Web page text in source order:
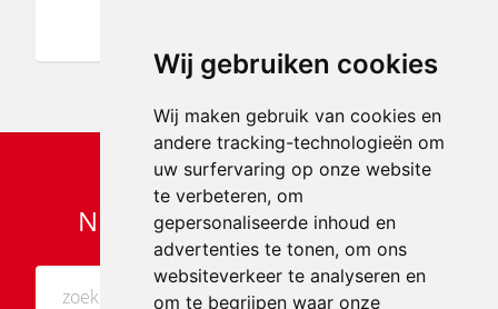
Wij gebruiken cookies
Wij maken gebruik van cookies en
andere tracking-technologieën om
uw surfervaring op onze website
te verbeteren, om
gepersonaliseerde inhoud en
advertenties te tonen, om ons
websiteverkeer te analyseren en
om te begrijpen waar onze
Niet gevonden wat je zocht?